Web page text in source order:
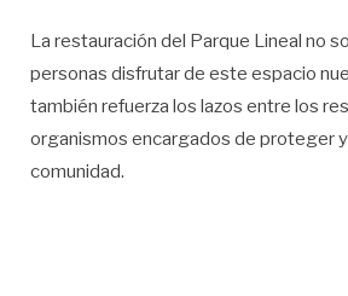
La restauración del Parque Lineal no
personas disfrutar de este espacio
también refuerza los lazos entre los
organismos encargados de proteger y
comunidad.